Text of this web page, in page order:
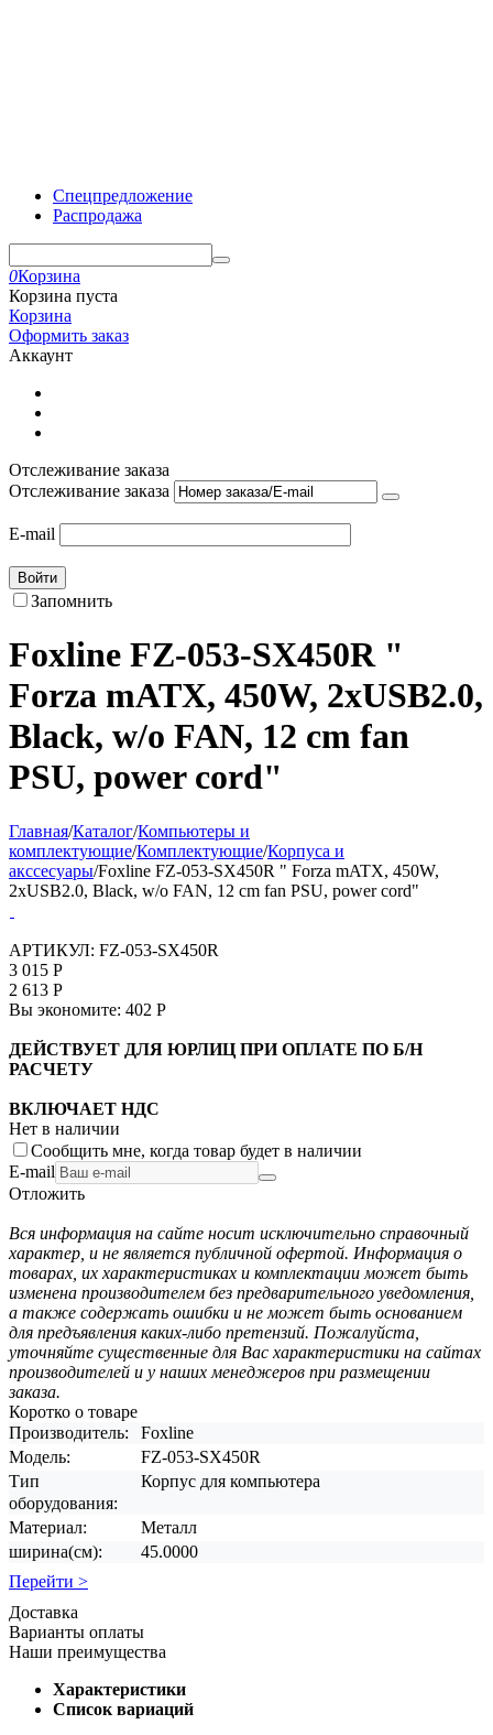
Спецпредложение
Распродажа
0Корзина
Корзина пуста
Корзина
Оформить заказ
Аккаунт
Отслеживание заказа
Отслеживание заказа
E-mail
Войти
Запомнить
Foxline FZ-053-SX450R "
Forza mATX, 450W, 2xUSB2.0,
Black, w/o FAN, 12 cm fan
PSU, power cord"
Главная/Каталог/Компьютеры и
комплектующие/Комплектующие/Корпуса и
акссесуары/Foxline FZ-053-SX450R " Forza mATX, 450W,
2xUSB2.0, Black, w/o FAN, 12 cm fan PSU, power cord"
АРТИКУЛ: FZ-053-SX450R
3 015 Р
2 613 Р
Вы экономите: 402 Р
ДЕЙСТВУЕТ ДЛЯ ЮРЛИЦ ПРИ ОПЛАТЕ ПО Б/Н
РАСЧЕТУ
ВКЛЮЧАЕТ НДС
Нет в наличии
Сообщить мне, когда товар будет в наличии
E-mail
Отложить
Вся информация на сайте носит исключительно справочный
характер, и не является публичной офертой. Информация о
товарах, их характеристиках и комплектации может быть
изменена производителем без предварительного уведомления,
а также содержать ошибки и не может быть основанием
для предъявления каких-либо претензий. Пожалуйста,
уточняйте существенные для Вас характеристики на сайтах
производителей и у наших менеджеров при размещении
заказа.
Коротко о товаре
Производитель:
Foxline
Модель:
FZ-053-SX450R
Тип
оборудования:
Корпус для компьютера
Материал:
Металл
ширина(см):
45.0000
Перейти >
Доставка
Варианты оплаты
Наши преимущества
Характеристики
Список вариаций